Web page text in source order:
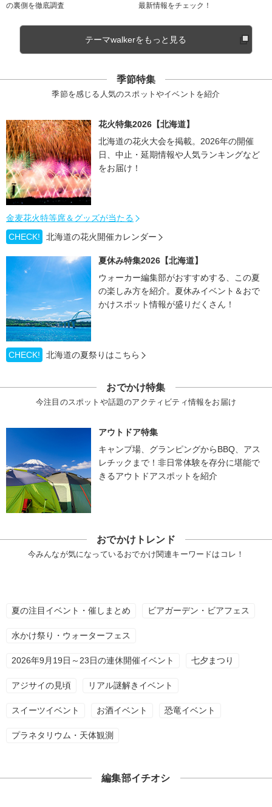
の裏側を徹底調査
最新情報をチェック！
テーマwalkerをもっと見る
季節特集
季節を感じる人気のスポットやイベントを紹介
花火特集2026【北海道】
北海道の花火大会を掲載。2026年の開催
日、中止・延期情報や人気ランキングなど
をお届け！
金麦花火特等席＆グッズが当たる
CHECK!
北海道の花火開催カレンダー
夏休み特集2026【北海道】
ウォーカー編集部がおすすめする、この夏
の楽しみ方を紹介。夏休みイベント＆おで
かけスポット情報が盛りだくさん！
CHECK! 北海道の夏祭りはこちら
おでかけ特集
今注目のスポットや話題のアクティビティ情報をお届け
アウトドア特集
キャンプ場、グランピングからBBQ、アス
レチックまで！非日常体験を存分に堪能で
きるアウトドアスポットを紹介
おでかけトレンド
今みんなが気になっているおでかけ関連キーワードはコレ！
夏の注目イベント・催しまとめ ビアガーデン・ビアフェス
水かけ祭り・ウォーターフェス
2026年9月19日～23日の連休開催イベント 七夕まつり
アジサイの見頃 リアル謎解きイベント
スイーツイベント お酒イベント 恐竜イベント
プラネタリウム・天体観測
編集部イチオシ